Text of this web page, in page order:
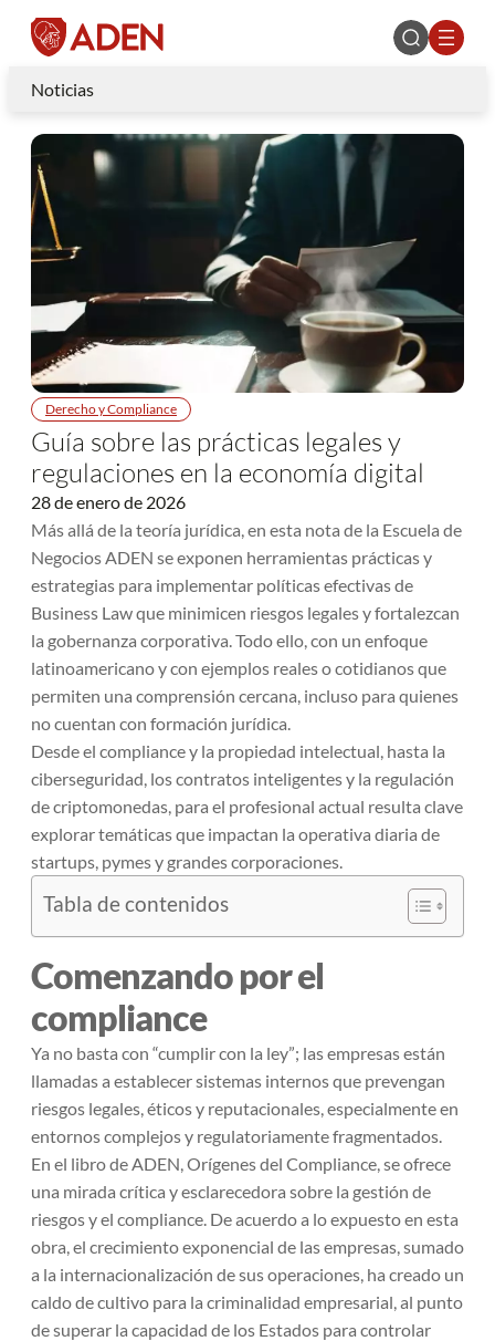
Noticias
Derecho y Compliance
Guía sobre las prácticas legales y
regulaciones en la economía digital
28 de enero de 2026
Más allá de la teoría jurídica, en esta nota de la Escuela de
Negocios ADEN se exponen herramientas prácticas y
estrategias para implementar políticas efectivas de
Business Law que minimicen riesgos legales y fortalezcan
la gobernanza corporativa. Todo ello, con un enfoque
latinoamericano y con ejemplos reales o cotidianos que
permiten una comprensión cercana, incluso para quienes
no cuentan con formación jurídica.
Desde el compliance y la propiedad intelectual, hasta la
ciberseguridad, los contratos inteligentes y la regulación
de criptomonedas, para el profesional actual resulta clave
explorar temáticas que impactan la operativa diaria de
startups, pymes y grandes corporaciones.
Tabla de contenidos
Comenzando por el
compliance
Ya no basta con “cumplir con la ley”; las empresas están
llamadas a establecer sistemas internos que prevengan
riesgos legales, éticos y reputacionales, especialmente en
entornos complejos y regulatoriamente fragmentados.
En el libro de ADEN,Orígenes del Compliance, se ofrece
una mirada crítica y esclarecedora sobre la gestión de
riesgos y el compliance. De acuerdo a lo expuesto en esta
obra, el crecimiento exponencial de las empresas, sumado
a la internacionalización de sus operaciones, ha creado un
caldo de cultivo para la criminalidad empresarial, al punto
de superar la capacidad de los Estados para controlar